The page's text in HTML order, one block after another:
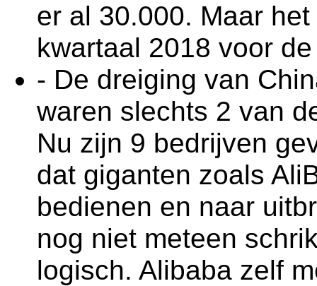
er al 30.000. Maar
kwartaal 2018 voor
- De dreiging van
waren slechts 2 van
Nu zijn 9 bedrijven
dat giganten zoals
bedienen en naar
nog niet meteen
logisch. Alibaba zelf